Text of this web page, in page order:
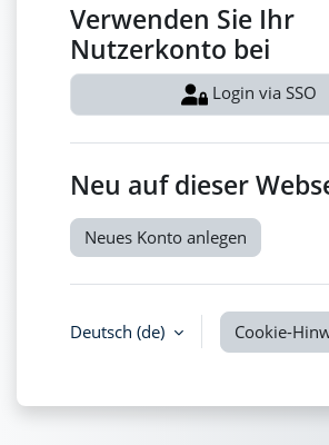
Verwenden Sie Ihr
Nutzerkonto bei
Login via SSO
Neu auf dieser
Neues Konto anlegen
Deutsch (de) Cookie-